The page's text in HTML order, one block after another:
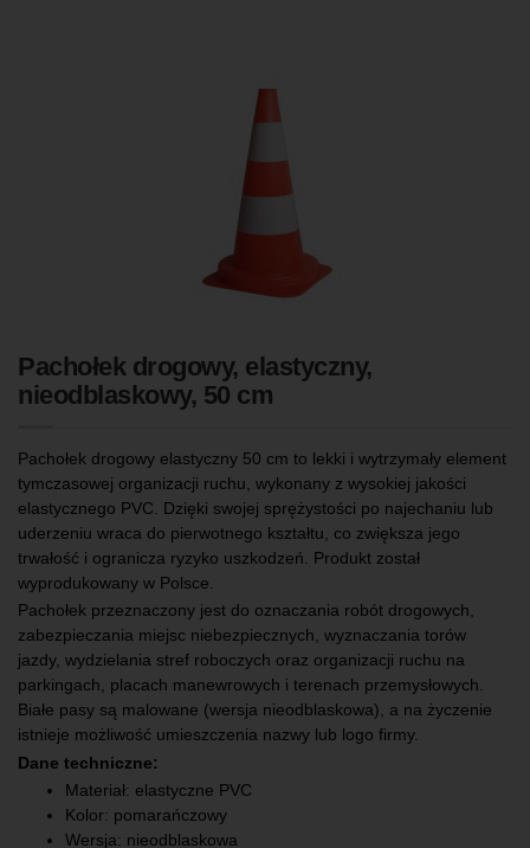
Pachołek drogowy, elastyczny,
nieodblaskowy, 50 cm
Pachołek drogowy elastyczny 50 cm to lekki i wytrzymały element
tymczasowej organizacji ruchu, wykonany z wysokiej jakości
elastycznego PVC. Dzięki swojej sprężystości po najechaniu lub
uderzeniu wraca do pierwotnego kształtu, co zwiększa jego
trwałość i ogranicza ryzyko uszkodzeń. Produkt został
wyprodukowany w Polsce.
Pachołek przeznaczony jest do oznaczania robót drogowych,
zabezpieczania miejsc niebezpiecznych, wyznaczania torów
jazdy, wydzielania stref roboczych oraz organizacji ruchu na
parkingach, placach manewrowych i terenach przemysłowych.
Białe pasy są malowane (wersja nieodblaskowa), a na życzenie
istnieje możliwość umieszczenia nazwy lub logo firmy.
Dane techniczne:
Materiał: elastyczne PVC
Kolor: pomarańczowy
Wersja: nieodblaskowa